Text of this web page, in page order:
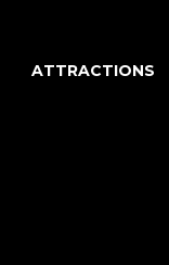
ATTRACTIONS